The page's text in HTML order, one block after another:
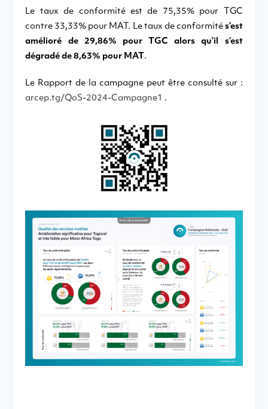
Le taux de conformité est de 75,35% pour TGC
contre 33,33% pour MAT. Le taux de conformité s’est
amélioré de 29,86% pour TGC alors qu’il s’est
dégradé de 8,63% pour MAT .
Le Rapport de la campagne peut être consulté sur :
arcep.tg/QoS-2024-Campagne1 .